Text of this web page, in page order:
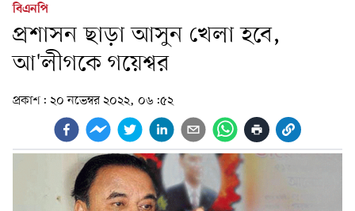
বিএনপি
প্রশাসন ছাড়া আসুন খেলা হবে,
আ'লীগকে গয়েশ্বর
প্রকাশ: ২০ নভেম্বর ২০২২, ০৬:৫২